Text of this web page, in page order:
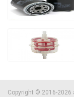
Copyright © 2016-2026